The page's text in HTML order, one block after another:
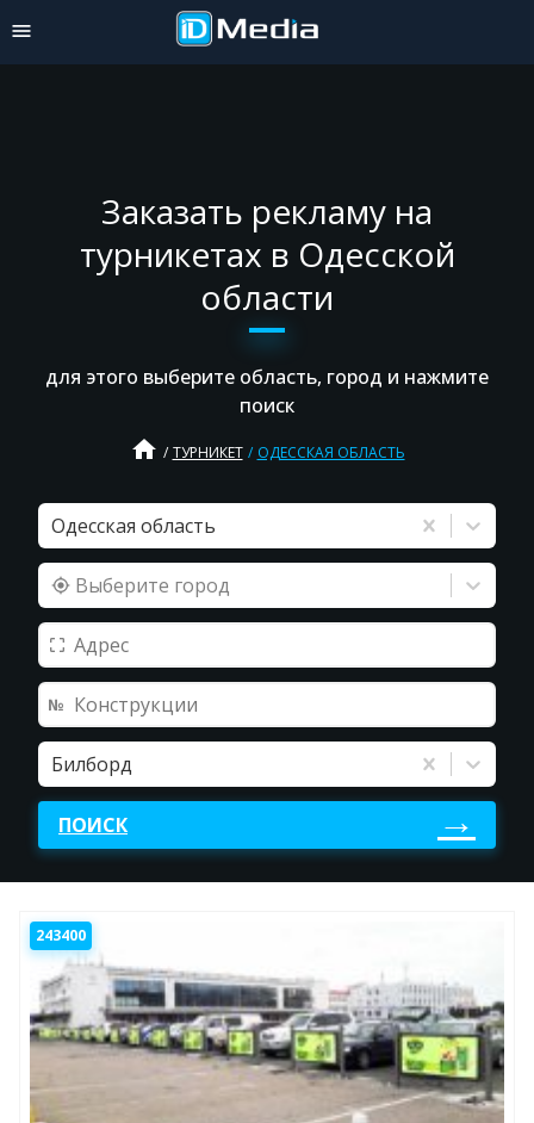
Заказать рекламу на
турникетах в Одесской
области
для этого выберите область, город и нажмите
поиск
home ТУРНИКЕТ ОДЕССКАЯ ОБЛАСТЬ
Одесская область
Выберите город
Билборд
ПОИСК
243400